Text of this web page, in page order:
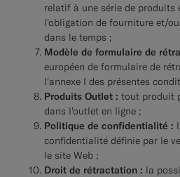
relatif à une série de produits
l'obligation de fourniture et/
dans le temps ;
Modèle de formulaire de
européen de formulaire de
l'annexe I des présentes
Produits Outlet : tout produit
dans l'outlet en ligne ;
Politique de confidentialité :
confidentialité définie par le
le site Web ;
Droit de rétractation : la